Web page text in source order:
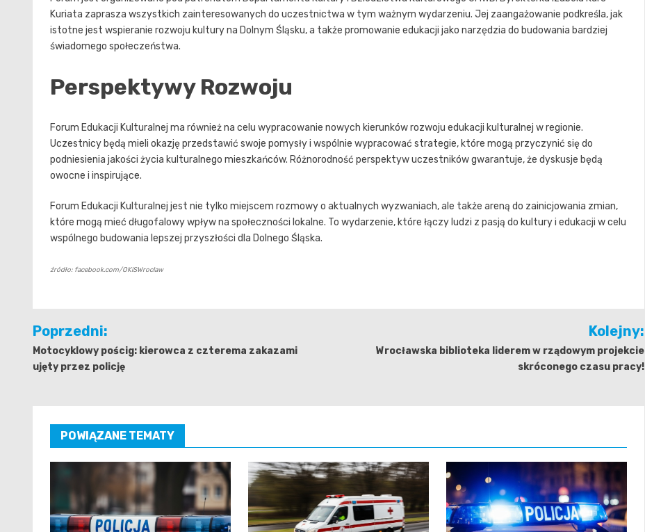
Kuriata zaprasza wszystkich zainteresowanych do uczestnictwa w tym ważnym wydarzeniu. Jej zaangażowanie podkreśla, jak
istotne jest wspieranie rozwoju kultury na Dolnym Śląsku, a także promowanie edukacji jako narzędzia do budowania bardziej
świadomego społeczeństwa.
Perspektywy Rozwoju
Forum Edukacji Kulturalnej ma również na celu wypracowanie nowych kierunków rozwoju edukacji kulturalnej w regionie.
Uczestnicy będą mieli okazję przedstawić swoje pomysły i wspólnie wypracować strategie, które mogą przyczynić się do
podniesienia jakości życia kulturalnego mieszkańców. Różnorodność perspektyw uczestników gwarantuje, że dyskusje będą
owocne i inspirujące.
Forum Edukacji Kulturalnej jest nie tylko miejscem rozmowy o aktualnych wyzwaniach, ale także areną do zainicjowania zmian,
które mogą mieć długofalowy wpływ na społeczności lokalne. To wydarzenie, które łączy ludzi z pasją do kultury i edukacji w celu
wspólnego budowania lepszej przyszłości dla Dolnego Śląska.
źródło: facebook.com/OKiSWroclaw
Nawigacja
wpisu
Poprzedni:
Motocyklowy pościg: kierowca z czterema zakazami
ujęty przez policję
Kolejny:
Wrocławska biblioteka liderem w rządowym projekcie
skróconego czasu pracy!
POWIĄZANE TEMATY